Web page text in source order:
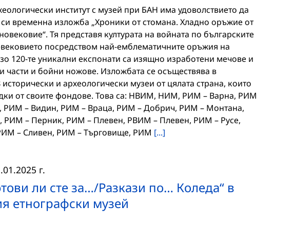
институт с музей при БАН има удоволствието да
си временна изложба „Хроники от стомана. Хладно оръжие от
Тя представя културата на войната по българските
посредством най-емблематичните оръжия на
120-те уникални експонати са изящно изработени мечове и
части и бойни ножове. Изложбата се осъществява в
и археологически музеи от цялата страна, които
от своите фондове. Това са: НВИМ, НИМ, РИМ – Варна, РИМ
РИМ – Видин, РИМ – Враца, РИМ – Добрич, РИМ – Монтана,
РИМ – Перник, РИМ – Плевен, РВИМ – Плевен, РИМ – Русе,
– Сливен, РИМ – Търговище, РИМ [...]
ли сте за…/Разкази по… Коледа“ в
етнографски музей
г.